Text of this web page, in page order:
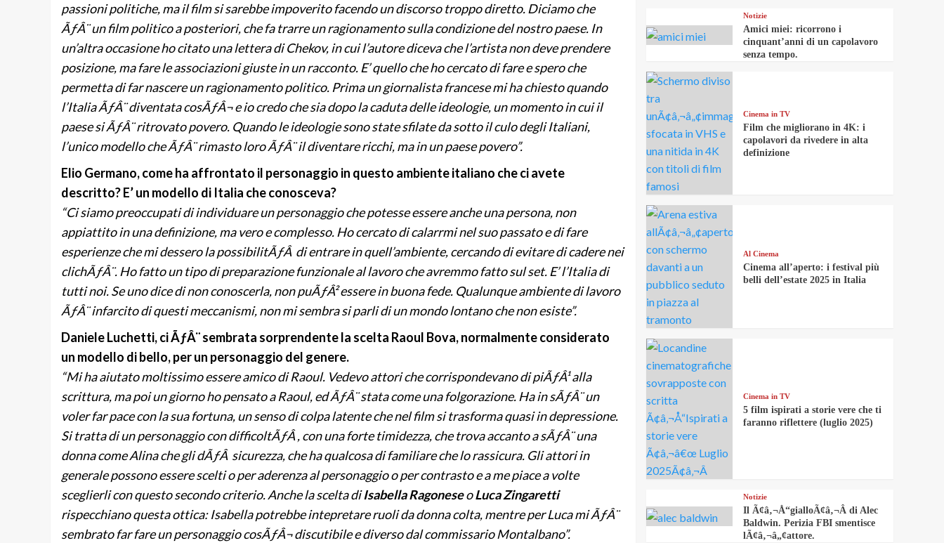
passioni politiche, ma il film si sarebbe impoverito facendo un discorso troppo diretto. Diciamo che
ÃƒÂ¨ un film politico a posteriori, che fa trarre un ragionamento sulla condizione del nostro paese. In
un’altra occasione ho citato una lettera di Chekov, in cui l’autore diceva che l’artista non deve prendere
posizione, ma fare le associazioni giuste in un racconto. E’ quello che ho cercato di fare e spero che
permetta di far nascere un ragionamento politico. Prima un giornalista francese mi ha chiesto quando
l’Italia ÃƒÂ¨ diventata cosÃƒÂ¬ e io credo che sia dopo la caduta delle ideologie, un momento in cui il
paese si ÃƒÂ¨ ritrovato povero. Quando le ideologie sono state sfilate da sotto il culo degli Italiani,
l’unico modello che ÃƒÂ¨ rimasto loro ÃƒÂ¨ il diventare ricchi, ma in un paese povero”.
Elio Germano, come ha affrontato il personaggio in questo ambiente italiano che ci avete
descritto? E’ un modello di Italia che conosceva?
“Ci siamo preoccupati di individuare un personaggio che potesse essere anche una persona, non
appiattito in una definizione, ma vero e complesso. Ho cercato di calarrmi nel suo passato e di fare
esperienze che mi dessero la possibilitÃƒÂ di entrare in quell’ambiente, cercando di evitare di cadere nei
clichÃƒÂ¨. Ho fatto un tipo di preparazione funzionale al lavoro che avremmo fatto sul set. E’ l’Italia di
tutti noi. Se uno dice di non conoscerla, non puÃƒÂ² essere in buona fede. Qualunque ambiente di lavoro
ÃƒÂ¨ infarcito di questi meccanismi, non mi sembra si parli di un mondo lontano che non esiste”.
Daniele Luchetti, ci ÃƒÂ¨ sembrata sorprendente la scelta Raoul Bova, normalmente considerato
un modello di bello, per un personaggio del genere.
“Mi ha aiutato moltissimo essere amico di Raoul. Vedevo attori che corrispondevano di piÃƒÂ¹ alla
scrittura, ma poi un giorno ho pensato a Raoul, ed ÃƒÂ¨ stata come una folgorazione. Ha in sÃƒÂ¨ un
voler far pace con la sua fortuna, un senso di colpa latente che nel film si trasforma quasi in depressione.
Si tratta di un personaggio con difficoltÃƒÂ , con una forte timidezza, che trova accanto a sÃƒÂ¨ una
donna come Alina che gli dÃƒÂ sicurezza, che ha qualcosa di familiare che lo rassicura. Gli attori in
generale possono essere scelti o per aderenza al personaggio o per contrasto e a me piace a volte
sceglierli con questo secondo criterio. Anche la scelta diIsabella RagoneseoLuca Zingaretti
rispecchiano questa ottica: Isabella potrebbe intepretare ruoli da donna colta, mentre per Luca mi ÃƒÂ¨
sembrato far fare un personaggio cosÃƒÂ¬ discutibile e diverso dal commissario Montalbano”.
Notizie
Amici miei: ricorrono i
cinquant’anni di un capolavoro
senza tempo.
Cinema in TV
Film che migliorano in 4K: i
capolavori da rivedere in alta
definizione
Al Cinema
Cinema all’aperto: i festival più
belli dell’estate 2025 in Italia
Cinema in TV
5 film ispirati a storie vere che ti
faranno riflettere (luglio 2025)
Notizie
Il Ã¢â‚¬Å“gialloÃ¢â‚¬Â di Alec
Baldwin. Perizia FBI smentisce
lÃ¢â‚¬â„¢attore.